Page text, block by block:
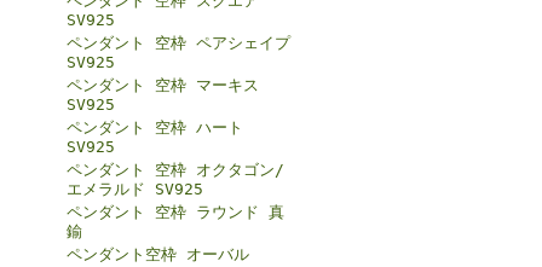
SV925
ペンダント 空枠 ペアシェイプ
SV925
ペンダント 空枠 マーキス
SV925
ペンダント 空枠 ハート
SV925
ペンダント 空枠 オクタゴン/
エメラルド SV925
ペンダント 空枠 ラウンド 真
鍮
ペンダント空枠 オーバル